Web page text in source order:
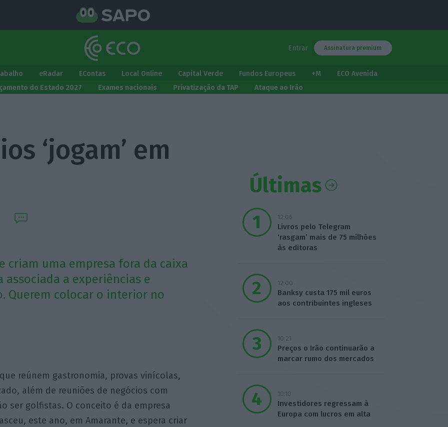
Entrar Assinatura premium
eRadar EContas Local Online Capital Verde Fundos Europeus +M
ECO Avenida
do Estado 2027 Exames nacionais Privatização da TAP Ataque ao Irão
‘jogam’ em
criam uma empresa fora da caixa
a experiências e
Querem colocar o interior no
que reúnem gastronomia, provas vinícolas,
além de reuniões de negócios com
ser golfistas. O conceito é da empresa
este ano, em Amarante, e espera criar
Últimas
12:06
Livros pelo Telegram
‘rasgam’ mais de 75 milhões
às editoras
12:00
Banksy custa 175 mil euros
aos contribuintes ingleses
10:21
Preços o Irão continuarão a
marcar rumo dos mercados
10:10
Investidores regressam à
Europa com lucros em alta